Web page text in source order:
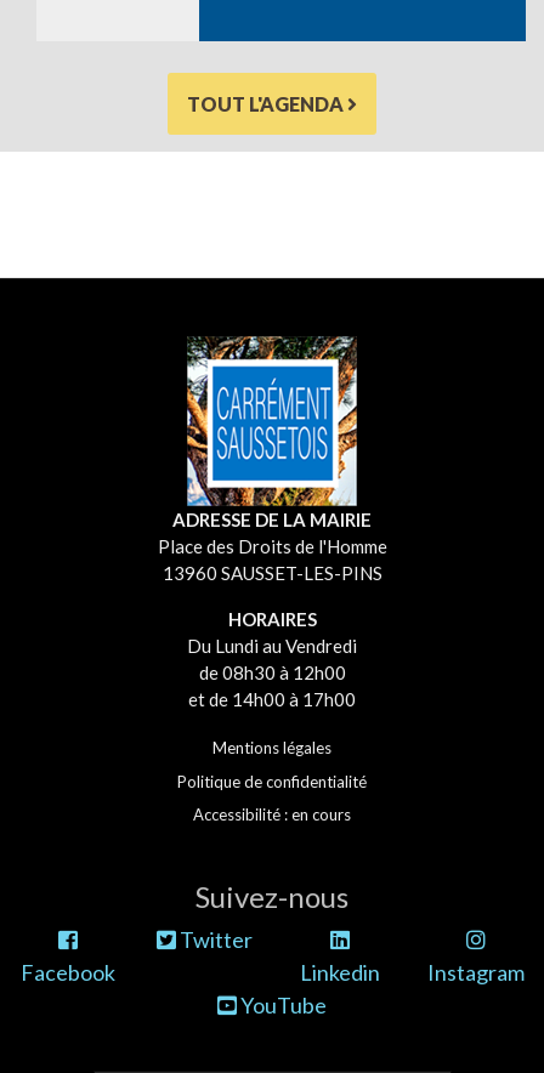
TOUT L'AGENDA
ADRESSE DE LA MAIRIE
Place des Droits de l'Homme
13960 SAUSSET-LES-PINS
HORAIRES
Du Lundi au Vendredi
de 08h30 à 12h00
et de 14h00 à 17h00
Mentions légales
Politique de confidentialité
Accessibilité : en cours
Suivez-nous
Facebook
Twitter
Linkedin
Instagram
YouTube